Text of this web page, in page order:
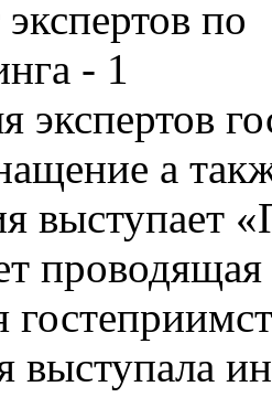
экспертов
а
выступает
выступала